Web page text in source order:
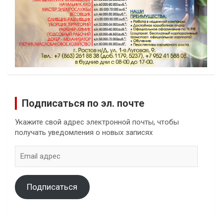
Подписаться по эл. почте
Укажите свой адрес электронной почты, чтобы
получать уведомления о новых записях
адрес
Подписаться